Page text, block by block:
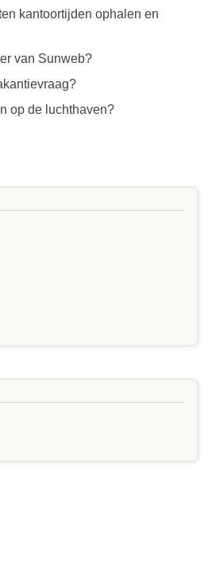
kantoortijden ophalen en
van Sunweb?
op de luchthaven?